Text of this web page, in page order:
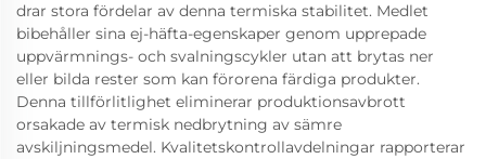
drar stora fördelar av denna termiska stabilitet. Medlet
bibehåller sina ej-häfta-egenskaper genom upprepade
uppvärmnings- och svalningscykler utan att brytas ner
eller bilda rester som kan förorena färdiga produkter.
Denna tillförlitlighet eliminerar produktionsavbrott
orsakade av termisk nedbrytning av sämre
avskiljningsmedel. Kvalitetskontrollavdelningar rapporterar